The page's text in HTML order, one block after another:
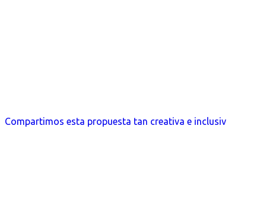
Compartimos esta propuesta tan creativa e inclusiv